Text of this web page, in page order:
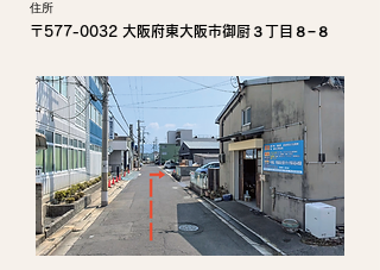
住所
〒577-0032 大阪府東大阪市御厨３丁目８−８